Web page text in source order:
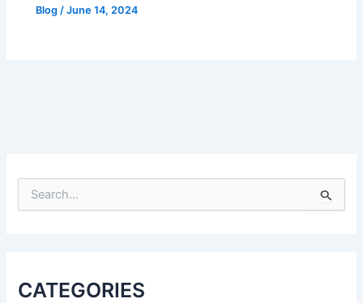
Blog /June 14, 2024
e
fCATEGORIES